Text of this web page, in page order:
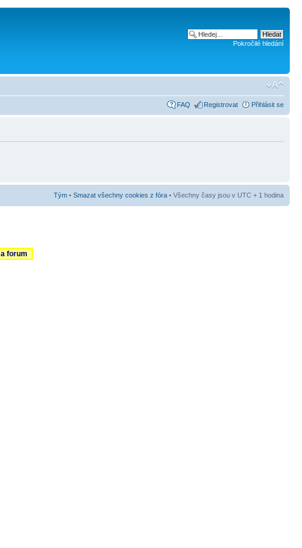
Pokročilé hledání
FAQ Registrovat Přihlásit se
Tým • Smazat všechny cookies z fóra • Všechny časy jsou v UTC + 1 hodina
a forum